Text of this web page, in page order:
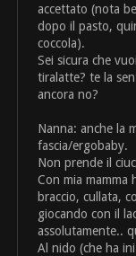
accettato (nota
dopo il pasto,
coccola).
Sei sicura che
tiralatte? te la
ancora no?
Nanna: anche la
fascia/ergobaby.
Non prende il
Con mia mamma
braccio, cullata,
giocando con il
assolutamente..
Al nido (che ha